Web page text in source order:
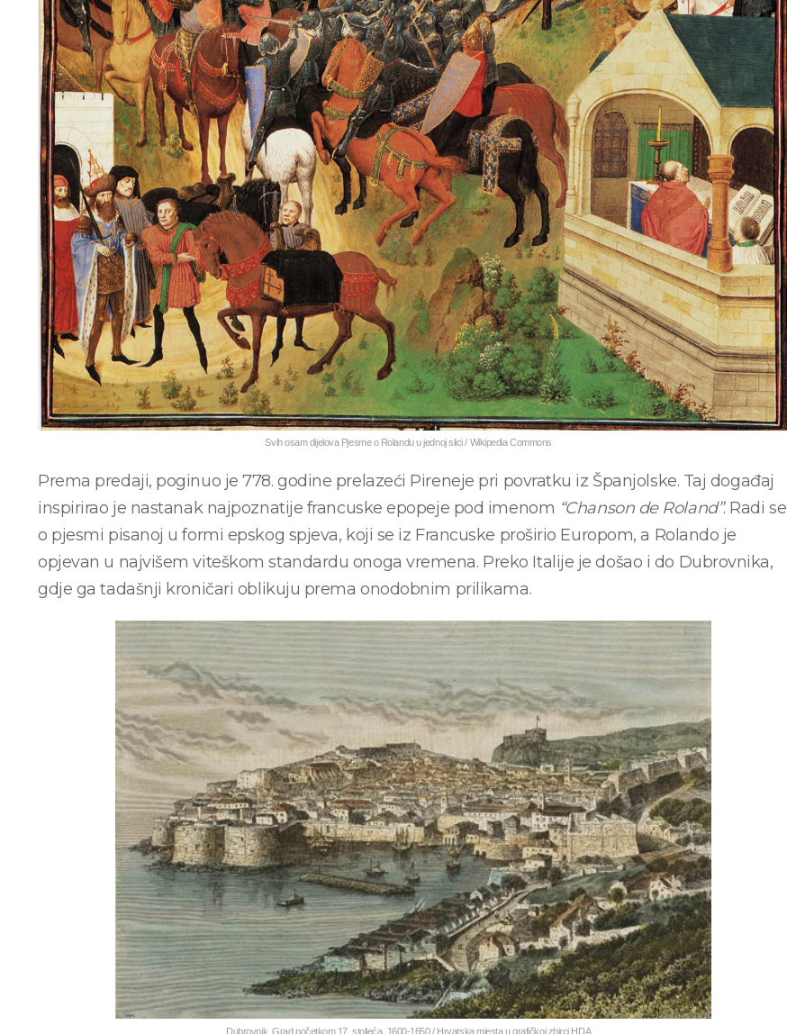
Svih osam dijelova Pjesme o Rolandu u jednoj slici / Wikipedia Commons
Prema predaji, poginuo je 778. godine prelazeći Pireneje pri povratku iz Španjolske. Taj događaj
inspirirao je nastanak najpoznatije francuske epopeje pod imenom “Chanson de Roland”. Radi se
o pjesmi pisanoj u formi epskog spjeva, koji se iz Francuske proširio Europom, a Rolando je
opjevan u najvišem viteškom standardu onoga vremena. Preko Italije je došao i do Dubrovnika,
gdje ga tadašnji kroničari oblikuju prema onodobnim prilikama.
Dubrovnik. Grad početkom 17. stoljeća, 1600-1650 / Hrvatska mjesta u grafičkoj zbirci HDA